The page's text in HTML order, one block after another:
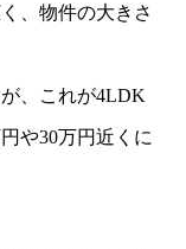
、物件の大きさ
、これが4LDK
や30万円近くに